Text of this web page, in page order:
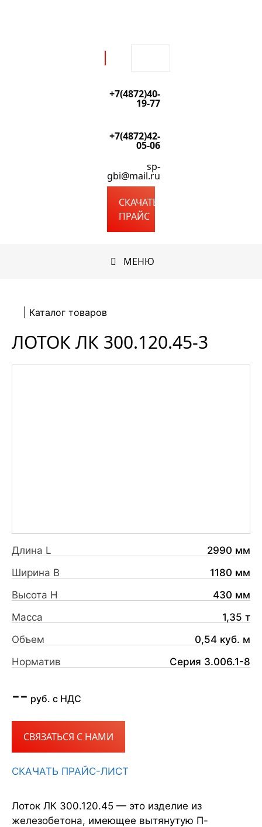
+7(4872)40-
19-77
+7(4872)42-
05-06
sp-
gbi@mail.ru
СКАЧАТЬ
ПРАЙС
МЕНЮ
Каталог товаров
ЛОТОК ЛК 300.120.45-3
Длина L
2990 мм
Ширина B
1180 мм
Высота H
430 мм
Масса
1,35 т
Объем
0,54 куб. м
Норматив
Серия 3.006.1-8
-- руб. с НДС
СВЯЗАТЬСЯ С НАМИ
СКАЧАТЬ ПРАЙС-ЛИСТ
Лоток ЛК 300.120.45 — это изделие из
железобетона, имеющее вытянутую П-